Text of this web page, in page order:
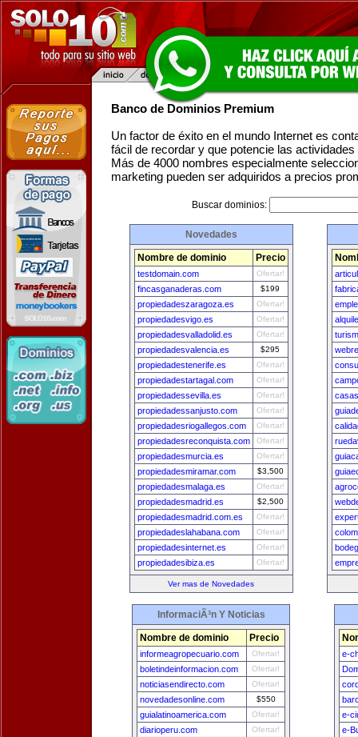
Banco de Dominios Premium
Un factor de éxito en el mundo Internet es
fácil de recordar y que potencie las
Más de 4000 nombres especialmente
marketing pueden ser adquiridos a precios
Buscar dominios:
Novedades
Nombre de dominio Precio
testdomain.com Ofertar!
fincasganaderas.com $199
propiedadeszaragoza.es Ofertar!
propiedadesvigo.es Ofertar!
propiedadesvalladolid.es Ofertar!
propiedadesvalencia.es $295
propiedadestenerife.es Ofertar!
propiedadestartagal.com Ofertar!
propiedadessevilla.es Ofertar!
propiedadessanjusto.com Ofertar!
propiedadesriogallegos.com Ofertar!
propiedadesreconquista.com Ofertar!
propiedadesmurcia.es Ofertar!
propiedadesmiramar.com $3,500
propiedadesmalaga.es Ofertar!
propiedadesmadrid.es $2,500
propiedadesmadrid.com.es Ofertar!
propiedadeslahabana.com Ofertar!
propiedadesinternet.es Ofertar!
propiedadesibiza.es Ofertar!
Ver mas de Novedades
InformaciÃ³n Y Noticias
Nombre de dominio Precio
informeagropecuario.com Ofertar!
boletindeinformacion.com Ofertar!
noticiasendirecto.com Ofertar!
novedadesonline.com $550
guialatinoamerica.com Ofertar!
diarioperu.com Ofertar!
e-
e-
e-